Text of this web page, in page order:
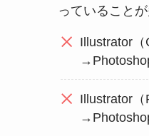
っていることが
Illustrator（
Illustrator（